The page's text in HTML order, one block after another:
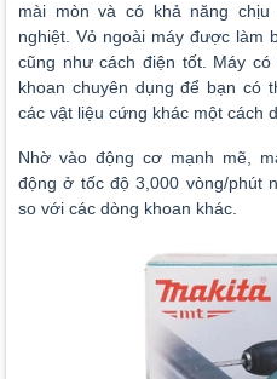
mài mòn và có khả năng
nghiệt. Vỏ ngoài máy được làm
cũng như cách điện tốt. Máy
khoan chuyên dụng để bạn có
các vật liệu cứng khác một cách
Nhờ vào động cơ mạnh mẽ, m
động ở tốc độ 3,000 vòng/phút
so với các dòng khoan khác.